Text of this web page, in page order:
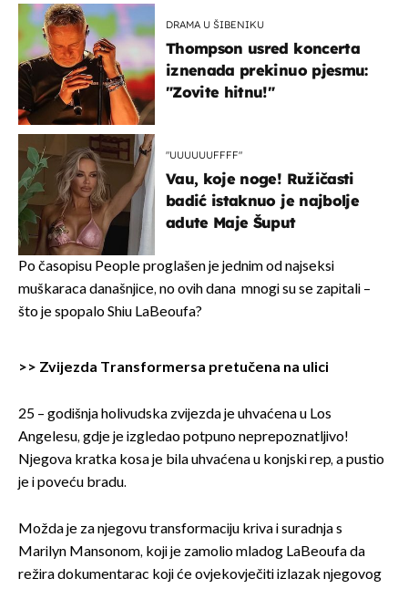
DRAMA U ŠIBENIKU
Thompson usred koncerta
iznenada prekinuo pjesmu:
"Zovite hitnu!"
"UUUUUUFFFF"
Vau, koje noge! Ružičasti
badić istaknuo je najbolje
adute Maje Šuput
Po časopisu People proglašen je jednim od najseksi
muškaraca današnjice, no ovih dana mnogi su se zapitali –
što je spopalo Shiu LaBeoufa?
>> Zvijezda Transformersa pretučena na ulici
25 – godišnja holivudska zvijezda je uhvaćena u Los
Angelesu, gdje je izgledao potpuno neprepoznatljivo!
Njegova kratka kosa je bila uhvaćena u konjski rep, a pustio
je i poveću bradu.
Možda je za njegovu transformaciju kriva i suradnja s
Marilyn Mansonom, koji je zamolio mladog LaBeoufa da
režira dokumentarac koji će ovjekovječiti izlazak njegovog